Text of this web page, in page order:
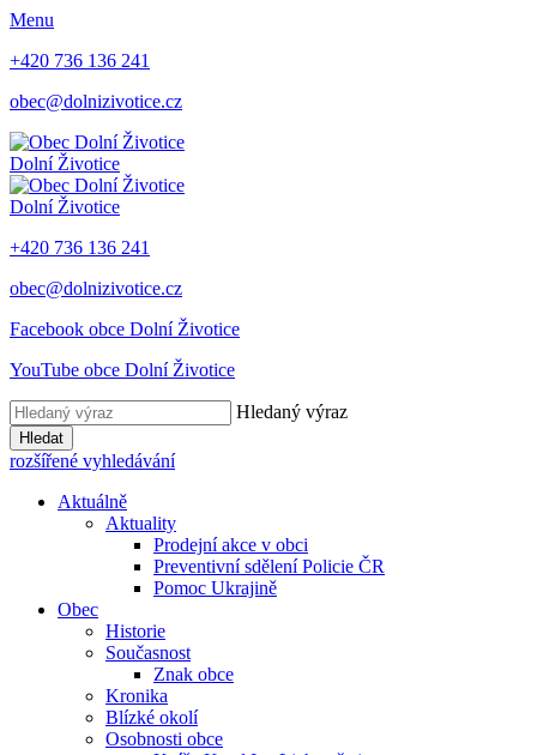
Menu
+420 736 136 241
obec@dolnizivotice.cz
Dolní Životice
Dolní Životice
+420 736 136 241
obec@dolnizivotice.cz
Facebook obce Dolní Životice
YouTube obce Dolní Životice
Hledaný výraz
Hledat
rozšířené vyhledávání
Aktuálně
Aktuality
Prodejní akce v obci
Preventivní sdělení Policie ČR
Pomoc Ukrajině
Obec
Historie
Současnost
Znak obce
Kronika
Blízké okolí
Osobnosti obce